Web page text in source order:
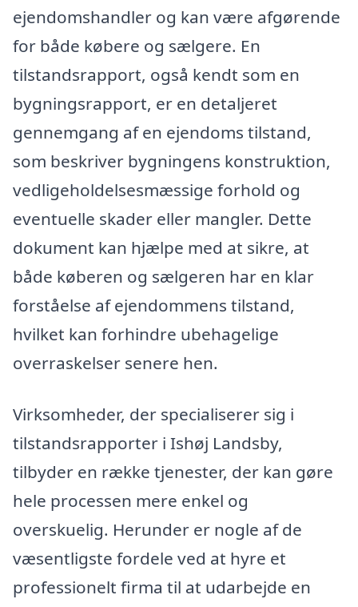
ejendomshandler og kan være afgørende
for både købere og sælgere. En
tilstandsrapport, også kendt som en
bygningsrapport, er en detaljeret
gennemgang af en ejendoms tilstand,
som beskriver bygningens konstruktion,
vedligeholdelsesmæssige forhold og
eventuelle skader eller mangler. Dette
dokument kan hjælpe med at sikre, at
både køberen og sælgeren har en klar
forståelse af ejendommens tilstand,
hvilket kan forhindre ubehagelige
overraskelser senere hen.
Virksomheder, der specialiserer sig i
tilstandsrapporter i Ishøj Landsby,
tilbyder en række tjenester, der kan gøre
hele processen mere enkel og
overskuelig. Herunder er nogle af de
væsentligste fordele ved at hyre et
professionelt firma til at udarbejde en